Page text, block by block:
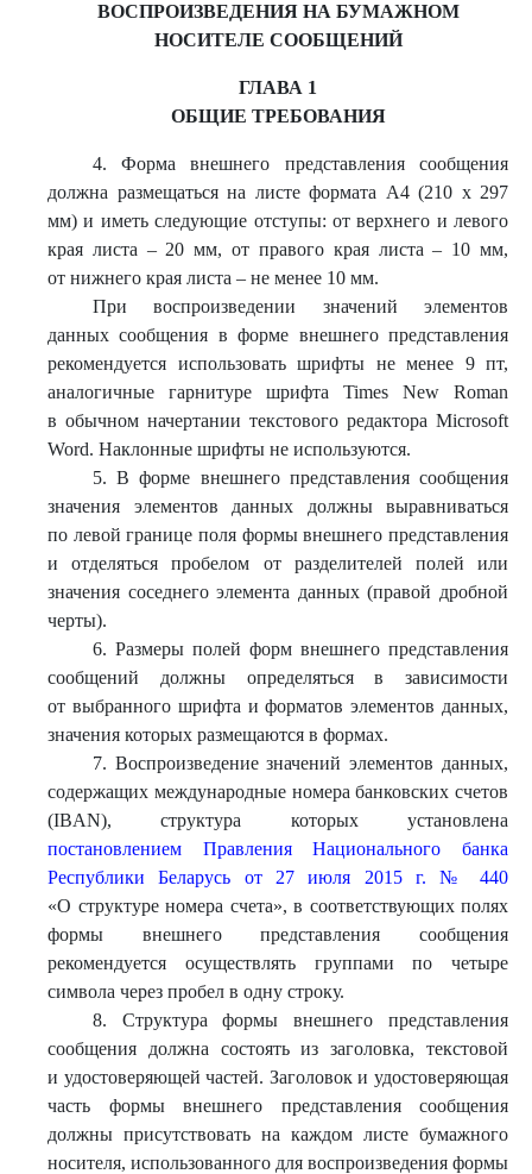
ВОСПРОИЗВЕДЕНИЯ НА БУМАЖНОМ
НОСИТЕЛЕ СООБЩЕНИЙ
ГЛАВА 1
ОБЩИЕ ТРЕБОВАНИЯ
4. Форма внешнего представления сообщения
должна размещаться на листе формата А4 (210 х 297
мм) и иметь следующие отступы: от верхнего и левого
края листа – 20 мм, от правого края листа – 10 мм,
от нижнего края листа – не менее 10 мм.
При воспроизведении значений элементов
данных сообщения в форме внешнего представления
рекомендуется использовать шрифты не менее 9 пт,
аналогичные гарнитуре шрифта Times New Roman
в обычном начертании текстового редактора Microsoft
Word. Наклонные шрифты не используются.
5. В форме внешнего представления сообщения
значения элементов данных должны выравниваться
по левой границе поля формы внешнего представления
и отделяться пробелом от разделителей полей или
значения соседнего элемента данных (правой дробной
черты).
6. Размеры полей форм внешнего представления
сообщений должны определяться в зависимости
от выбранного шрифта и форматов элементов данных,
значения которых размещаются в формах.
7. Воспроизведение значений элементов данных,
содержащих международные номера банковских счетов
(IBAN), структура которых установлена
постановлением Правления Национального банка
Республики Беларусь от 27 июля 2015 г. № 440
«О структуре номера счета», в соответствующих полях
формы внешнего представления сообщения
рекомендуется осуществлять группами по четыре
символа через пробел в одну строку.
8. Структура формы внешнего представления
сообщения должна состоять из заголовка, текстовой
и удостоверяющей частей. Заголовок и удостоверяющая
часть формы внешнего представления сообщения
должны присутствовать на каждом листе бумажного
носителя, использованного для воспроизведения формы